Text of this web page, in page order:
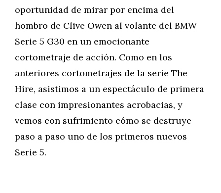
oportunidad de mirar por encima del
hombro de Clive Owen al volante del BMW
Serie 5 G30 en un emocionante
cortometraje de acción. Como en los
anteriores cortometrajes de la serie The
Hire, asistimos a un espectáculo de primera
clase con impresionantes acrobacias, y
vemos con sufrimiento cómo se destruye
paso a paso uno de los primeros nuevos
Serie 5.